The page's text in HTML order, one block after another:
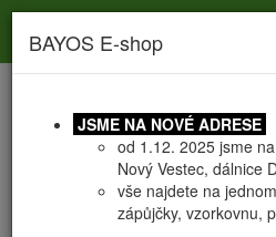
Registrace
BAYOS E-shop
JSME NA NOVÉ ADRESE
od 1.12. 2025 jsme
Nový Vestec, dálnice
vše najdete na
zápůjčky, vzorkovnu,